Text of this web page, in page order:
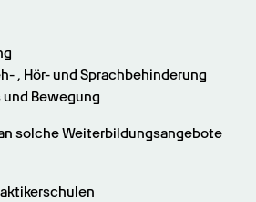
, Hör- und Sprachbehinderung
Bewegung
solche Weiterbildungsangebote